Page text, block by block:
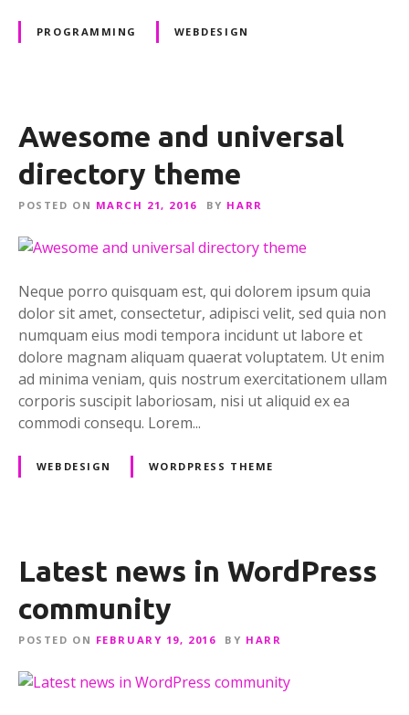
e
r
a
t
v
p
r
e
s
e
n
t
t
PROGRAMMING WEBDESIGN
Awesome and universal
directory theme
POSTED ON MARCH 21, 2016 BY HARR
Neque porro quisquam est, qui dolorem ipsum quia
dolor sit amet, consectetur, adipisci velit, sed quia non
numquam eius modi tempora incidunt ut labore et
dolore magnam aliquam quaerat voluptatem. Ut enim
ad minima veniam, quis nostrum exercitationem ullam
corporis suscipit laboriosam, nisi ut aliquid ex ea
commodi consequ. Lorem...
WEBDESIGN WORDPRESS THEME
Latest news in WordPress
community
POSTED ON FEBRUARY 19, 2016 BY HARR